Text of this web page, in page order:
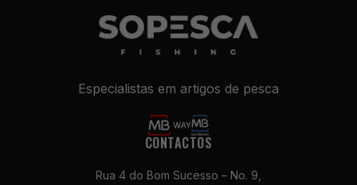
Especialistas em artigos de pesca
CONTACTOS
Rua 4 do Bom Sucesso – No. 9,